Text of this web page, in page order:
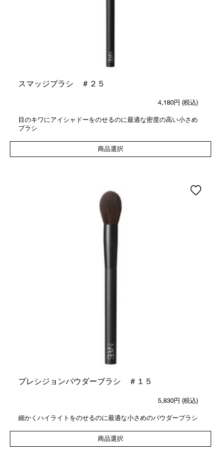
スマッジブラシ ＃２５
4,180円 (税込)
目のキワにアイシャドーをのせるのに最適な密度の高い小さめ
ブラシ
商品選択
プレシジョンパウダーブラシ ＃１５
5,830円 (税込)
細かくハイライトをのせるのに最適な小さめのパウダーブラシ
商品選択